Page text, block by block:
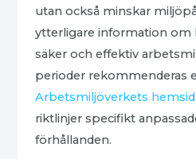
utan också minskar
ytterligare information om
säker och effektiv
perioder rekommenderas
Arbetsmiljöverkets
riktlinjer specifikt
förhållanden.